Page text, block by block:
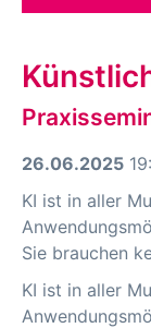
26.06.2025
KI ist in aller
Sie brauchen
KI ist in aller